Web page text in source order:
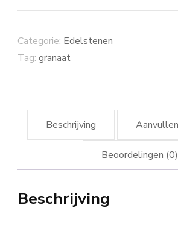
Categorie: Edelstenen
Tag: granaat
Beschrijving
Beoordelingen (0)
Beschrijving